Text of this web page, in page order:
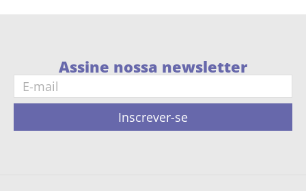
Assine nossa newsletter
Inscrever-se